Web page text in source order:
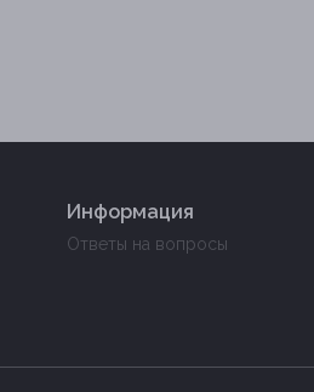
Информация
Ответы на вопросы